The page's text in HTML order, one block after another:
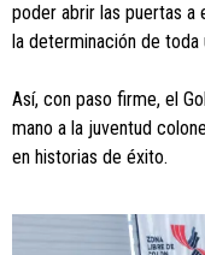
poder abrir las puertas a
la determinación de toda
Así, con paso firme, el
mano a la juventud
en historias de éxito.